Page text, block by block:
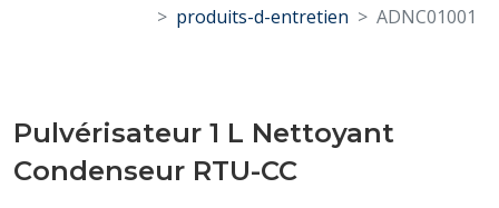
produits-d-entretien
ADNC01001
Pulvérisateur 1 L Nettoyant
Condenseur RTU-CC